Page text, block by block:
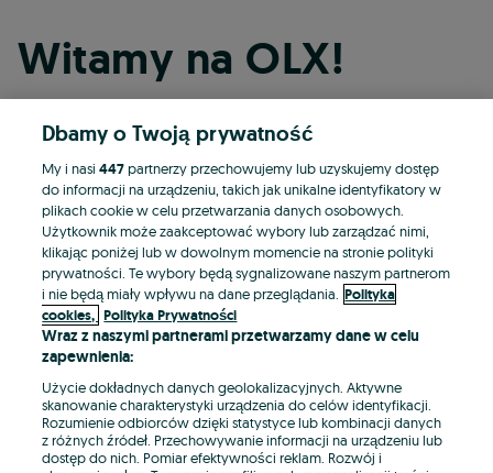
Witamy na OLX!
Kontynuuj przez Facebooka
Kontynuuj przez konto Apple
Kontynuuj przez konto Google
LUB
E-mail
Dbamy o Twoją prywatność
My i nasi447partnerzy przechowujemy lub uzyskujemy dostęp
do informacji na urządzeniu, takich jak unikalne identyfikatory w
plikach cookie w celu przetwarzania danych osobowych.
Użytkownik może zaakceptować wybory lub zarządzać nimi,
klikając poniżej lub w dowolnym momencie na stronie polityki
prywatności. Te wybory będą sygnalizowane naszym partnerom
i nie będą miały wpływu na dane przeglądania. Polityka
cookies, Polityka Prywatności
Wraz z naszymi partnerami przetwarzamy dane w celu
zapewnienia:
Użycie dokładnych danych geolokalizacyjnych. Aktywne
skanowanie charakterystyki urządzenia do celów identyfikacji.
Rozumienie odbiorców dzięki statystyce lub kombinacji danych
z różnych źródeł. Przechowywanie informacji na urządzeniu lub
dostęp do nich. Pomiar efektywności reklam. Rozwój i